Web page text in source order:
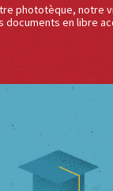
phototèque, notre
documents en libre